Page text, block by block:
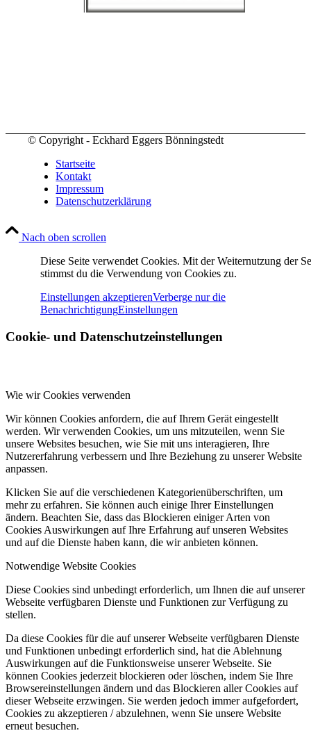
© Copyright - Eckhard Eggers Bönningstedt
Startseite
Kontakt
Impressum
Datenschutzerklärung
Nach oben scrollen
Diese Seite verwendet Cookies. Mit der Weiternutzung der
stimmst du die Verwendung von Cookies zu.
Einstellungen akzeptierenVerberge nur die
BenachrichtigungEinstellungen
Cookie- und Datenschutzeinstellungen
Wie wir Cookies verwenden
Wir können Cookies anfordern, die auf Ihrem Gerät eingestellt
werden. Wir verwenden Cookies, um uns mitzuteilen, wenn Sie
unsere Websites besuchen, wie Sie mit uns interagieren, Ihre
Nutzererfahrung verbessern und Ihre Beziehung zu unserer Website
anpassen.
Klicken Sie auf die verschiedenen Kategorienüberschriften, um
mehr zu erfahren. Sie können auch einige Ihrer Einstellungen
ändern. Beachten Sie, dass das Blockieren einiger Arten von
Cookies Auswirkungen auf Ihre Erfahrung auf unseren Websites
und auf die Dienste haben kann, die wir anbieten können.
Notwendige Website Cookies
Diese Cookies sind unbedingt erforderlich, um Ihnen die auf unserer
Webseite verfügbaren Dienste und Funktionen zur Verfügung zu
stellen.
Da diese Cookies für die auf unserer Webseite verfügbaren Dienste
und Funktionen unbedingt erforderlich sind, hat die Ablehnung
Auswirkungen auf die Funktionsweise unserer Webseite. Sie
können Cookies jederzeit blockieren oder löschen, indem Sie Ihre
Browsereinstellungen ändern und das Blockieren aller Cookies auf
dieser Webseite erzwingen. Sie werden jedoch immer aufgefordert,
Cookies zu akzeptieren / abzulehnen, wenn Sie unsere Website
erneut besuchen.